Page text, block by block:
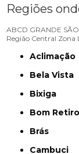
Regiões
ABCD GRANDE
Região Central Zona
Aclimação
Bela Vista
Bixiga
Bom Retiro
Brás
Cambuci